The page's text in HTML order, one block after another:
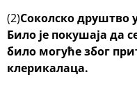
(2)Соколско друштво
Било је покушаја да
било могуће због
клерикалаца.